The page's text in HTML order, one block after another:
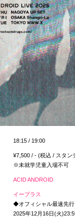
18:15 / 19:00
¥7,500 / - (税込 / スタン
※未就学児童⼊場不可
ACID ANDROID
イープラス
◆オフィシャル最速先行
2025年12月16日(火